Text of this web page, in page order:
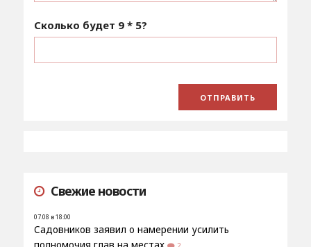
Сколько будет 9 * 5?
Свежие новости
07.08 в 18:00
Садовников заявил о намерении усилить